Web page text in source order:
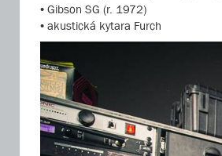
• Gibson SG (r. 1972)
• akustická kytara Furch